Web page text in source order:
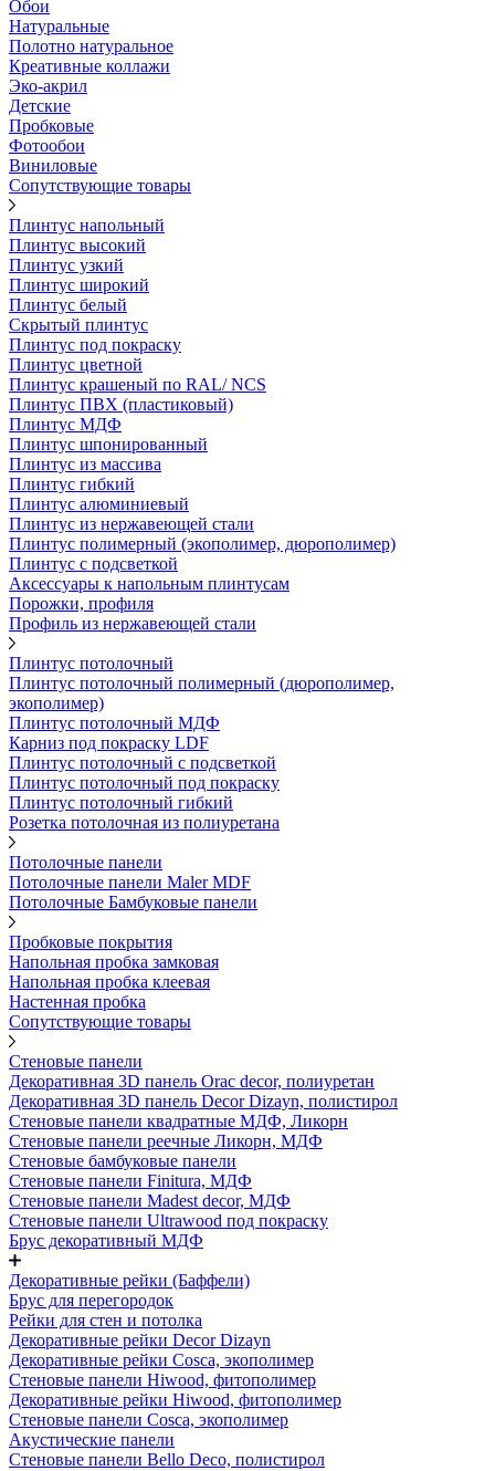
Обои
Натуральные
Полотно натуральное
Креативные коллажи
Эко-акрил
Детские
Пробковые
Фотообои
Виниловые
Сопутствующие товары
Плинтус напольный
Плинтус высокий
Плинтус узкий
Плинтус широкий
Плинтус белый
Скрытый плинтус
Плинтус под покраску
Плинтус цветной
Плинтус крашеный по RAL/ NCS
Плинтус ПВХ (пластиковый)
Плинтус МДФ
Плинтус шпонированный
Плинтус из массива
Плинтус гибкий
Плинтус алюминиевый
Плинтус из нержавеющей стали
Плинтус полимерный (экополимер, дюрополимер)
Плинтус с подсветкой
Аксессуары к напольным плинтусам
Порожки, профиля
Профиль из нержавеющей стали
Плинтус потолочный
Плинтус потолочный полимерный (дюрополимер,
экополимер)
Плинтус потолочный МДФ
Карниз под покраску LDF
Плинтус потолочный с подсветкой
Плинтус потолочный под покраску
Плинтус потолочный гибкий
Розетка потолочная из полиуретана
Потолочные панели
Потолочные панели Maler MDF
Потолочные Бамбуковые панели
Пробковые покрытия
Напольная пробка замковая
Напольная пробка клеевая
Настенная пробка
Сопутствующие товары
Стеновые панели
Декоративная 3D панель Orac decor, полиуретан
Декоративная 3D панель Decor Dizayn, полистирол
Стеновые панели квадратные МДФ, Ликорн
Стеновые панели реечные Ликорн, МДФ
Стеновые бамбуковые панели
Стеновые панели Finitura, МДФ
Стеновые панели Madest decor, МДФ
Стеновые панели Ultrawood под покраску
Брус декоративный МДФ
Декоративные рейки (Баффели)
Брус для перегородок
Рейки для стен и потолка
Декоративные рейки Decor Dizayn
Декоративные рейки Cosca, экополимер
Стеновые панели Hiwood, фитополимер
Декоративные рейки Hiwood, фитополимер
Стеновые панели Cosca, экополимер
Акустические панели
Стеновые панели Bello Deco, полистирол